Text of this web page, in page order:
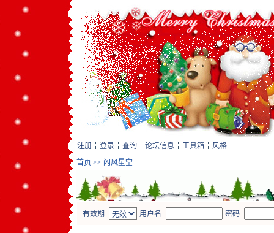
注册 登录 查询 论坛信息 工具箱
风格
首页 >> 闪风星空
有效期: 用户名: 密码: